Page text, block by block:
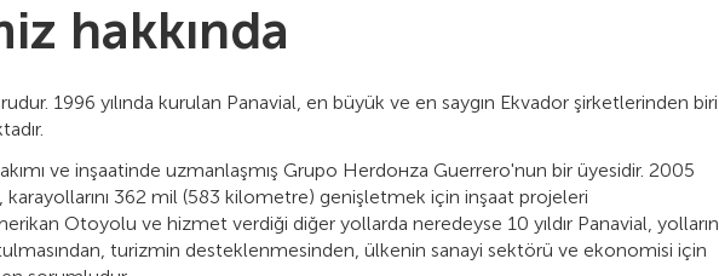
hakkında
1996 yılında kurulan Panavial, en büyük ve en saygın Ekvador şirketlerinden biri
ve inşaatinde uzmanlaşmış Grupo Herdoнza Guerrero'nun bir üyesidir. 2005
karayollarını 362 mil (583 kilometre) genişletmek için inşaat projeleri
Otoyolu ve hizmet verdiği diğer yollarda neredeyse 10 yıldır Panavial, yolların
turizmin desteklenmesinden, ülkenin sanayi sektörü ve ekonomisi için